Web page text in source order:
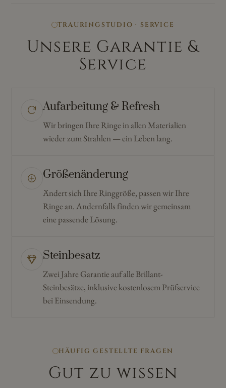
TRAURINGSTUDIO · SERVICE
Unsere Garantie &
Service
Aufarbeitung & Refresh
Wir bringen Ihre Ringe in allen Materialien
wieder zum Strahlen — ein Leben lang.
Größenänderung
Ändert sich Ihre Ringgröße, passen wir Ihre
Ringe an. Andernfalls finden wir gemeinsam
eine passende Lösung.
Steinbesatz
Zwei Jahre Garantie auf alle Brillant-
Steinbesätze, inklusive kostenlosem Prüfservice
bei Einsendung.
HÄUFIG GESTELLTE FRAGEN
Gut zu wissen